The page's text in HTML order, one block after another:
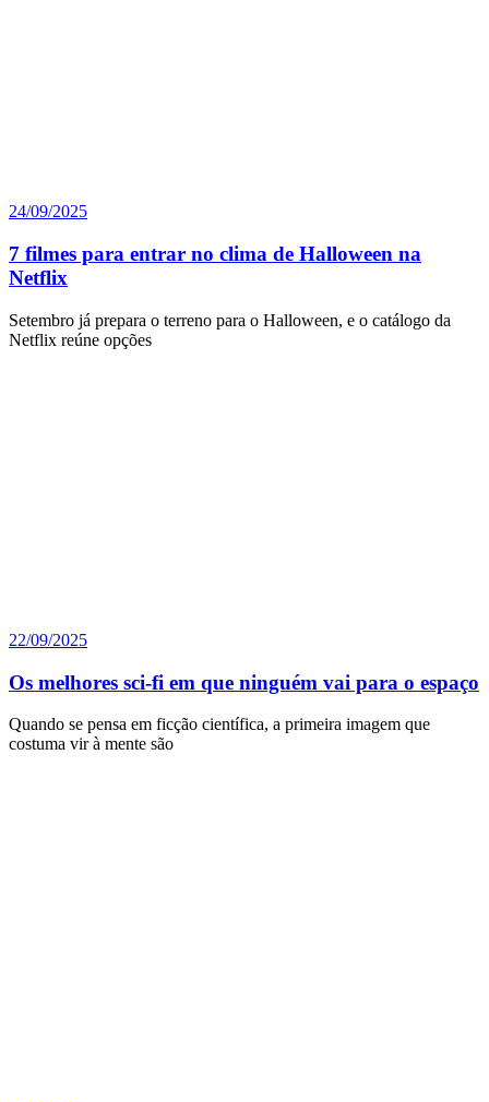
24/09/2025
7 filmes para entrar no clima de Halloween na
Netflix
Setembro já prepara o terreno para o Halloween, e o catálogo da
Netflix reúne opções
22/09/2025
Os melhores sci-fi em que ninguém vai para o espaço
Quando se pensa em ficção científica, a primeira imagem que
costuma vir à mente são